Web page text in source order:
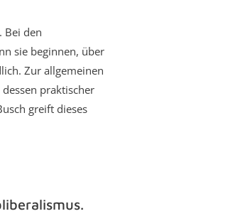
Bei den
sie beginnen, über
Zur allgemeinen
praktischer
greift dieses